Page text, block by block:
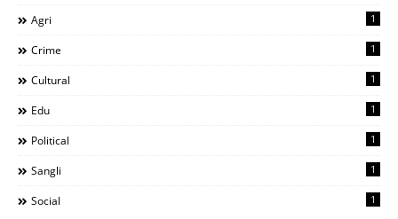
Agri 1
Crime 1
Cultural 1
Edu 1
Political 1
Sangli 1
Social 1